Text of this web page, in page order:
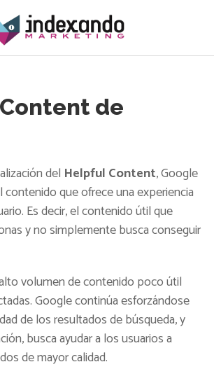
de
del Helpful Content, Google
contenido que ofrece una experiencia
Es decir, el contenido útil que
y no simplemente busca conseguir
volumen de contenido poco útil
Google continúa esforzándose
de los resultados de búsqueda, y
busca ayudar a los usuarios a
de mayor calidad.